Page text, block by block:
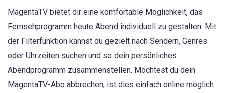
MagentaTV bietet dir eine komfortable Möglichkeit, das
Fernsehprogramm heute Abend individuell zu gestalten. Mit
der Filterfunktion kannst du gezielt nach Sendern, Genres
oder Uhrzeiten suchen und so dein persönliches
Abendprogramm zusammenstellen. Möchtest du dein
MagentaTV-Abo abbrechen, ist dies einfach online möglich